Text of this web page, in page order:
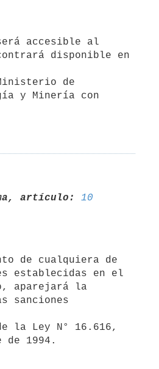
disponible en
de
y Minería con
artículo:
10
establecidas en el
aparejará la
sanciones
la Ley N° 16.616,